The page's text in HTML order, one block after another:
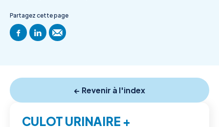
Partagez cette page
← Revenir à l'index
CULOT URINAIRE +